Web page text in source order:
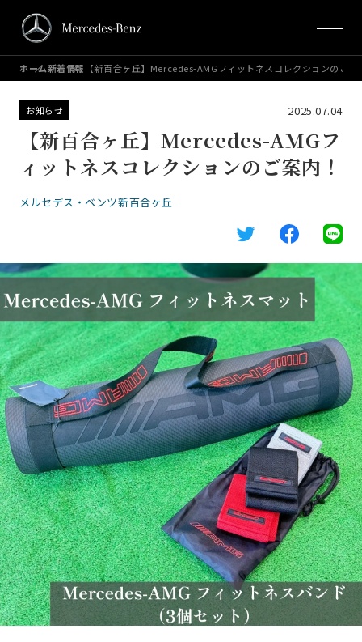
ホーム新着情報 【新百合ヶ丘】Mercedes-AMGフィットネスコレクションのご案
お知らせ 2025.07.04
【新百合ヶ丘】Mercedes-AMGフ
ィットネスコレクションのご案内！
メルセデス・ベンツ新百合ヶ丘